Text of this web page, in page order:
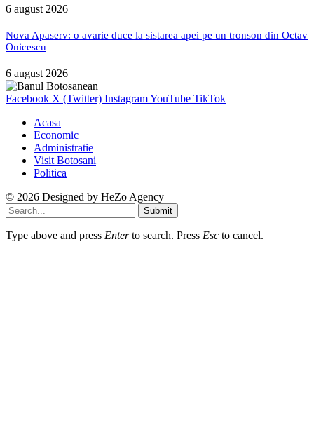
6 august 2026
Nova Apaserv: o avarie duce la sistarea apei pe un tronson din Octav
Onicescu
6 august 2026
Facebook X (Twitter) InstagramYouTube TikTok
Acasa
Economic
Administratie
Visit Botosani
Politica
© 2026 Designed by HeZo Agency
Submit
Type above and press Enterto search. Press Esc to cancel.